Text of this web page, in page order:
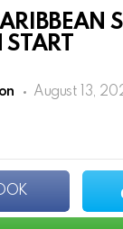
August 13,